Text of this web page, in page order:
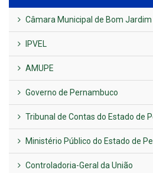
Câmara Municipal de Bom Jardim
IPVEL
AMUPE
Governo de Pernambuco
Tribunal de Contas do Estado de
Ministério Público do Estado de
Controladoria-Geral da União